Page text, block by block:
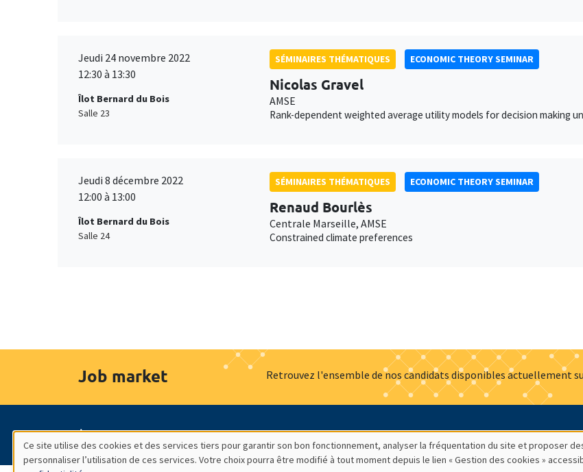
Jeudi 24 novembre 2022
12:30 à 13:30
Îlot Bernard du Bois
Salle 23
SÉMINAIRES THÉMATIQUES ECONOMIC THEORY SEMINAR
Nicolas Gravel
AMSE
Rank-dependent weighted average utility models for decision making
Jeudi 8 décembre 2022
12:00 à 13:00
Îlot Bernard du Bois
Salle 24
SÉMINAIRES THÉMATIQUES ECONOMIC THEORY SEMINAR
Renaud Bourlès
Centrale Marseille, AMSE
Constrained climate preferences
Job market Retrouvez l'ensemble de nos candidats disponibles actuellement
À propos Nos engagements Hommage à Actualités Offres d'emploi Presse Mentions
Ce site utilise des cookies et des services tiers pour garantir son bon fonctionnement, analyser la fréquentation du site et proposer
personnaliser l’utilisation de ces services. Votre choix pourra être modifié à tout moment depuis le lien « Gestion des cookies »